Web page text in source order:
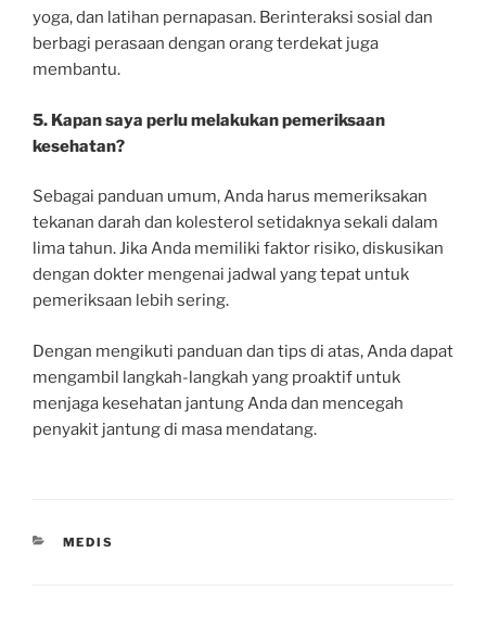
yoga, dan latihan pernapasan. Berinteraksi sosial dan
berbagi perasaan dengan orang terdekat juga
membantu.
5. Kapan saya perlu melakukan pemeriksaan
kesehatan?
Sebagai panduan umum, Anda harus memeriksakan
tekanan darah dan kolesterol setidaknya sekali dalam
lima tahun. Jika Anda memiliki faktor risiko, diskusikan
dengan dokter mengenai jadwal yang tepat untuk
pemeriksaan lebih sering.
Dengan mengikuti panduan dan tips di atas, Anda dapat
mengambil langkah-langkah yang proaktif untuk
menjaga kesehatan jantung Anda dan mencegah
penyakit jantung di masa mendatang.
CATEGORIES
MEDIS